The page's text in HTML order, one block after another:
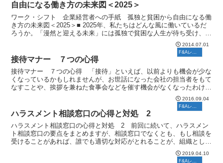
自由になる働き方の未来図＜2025＞
ワーク・シフト 企業経営者への手紙 孤独と貧困から自由になる働
き方の未来図＜2025＞■ 2025年、私たちはどんな風に働いているだ
ろうか。「漫然と迎える未来」には孤独で貧困な人生が待ち受け、
2014.07.01
F&Aレポート
接待マナー ７つの心得
接待マナー ７つの心得 「接待」といえば、以前よりも機会が少な
くなっているかもしれませんが、お世話になった会社の担当者をもて
なすことや、挨拶を兼ねた食事会などを催す機会がなくなったわけで
はありません。当然のことながら、友人同士の飲み会とちが...2016.09.04
F&Aレポート
ハラスメント相談窓口の心得と対処 2
ハラスメント相談窓口の心得と対処 2 前回に続いて、ハラスメン
ト相談窓口の要点をまとめますが、相談窓口でなくとも、もし相談を
受けることがあれば、誰でも適切な対応がとれることが、組織として
望ましいあり方です。 こじれてしまった紛争の例をみると...2019.04.10